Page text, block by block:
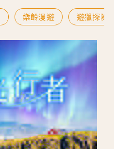
樂齡漫遊 遊獵探險